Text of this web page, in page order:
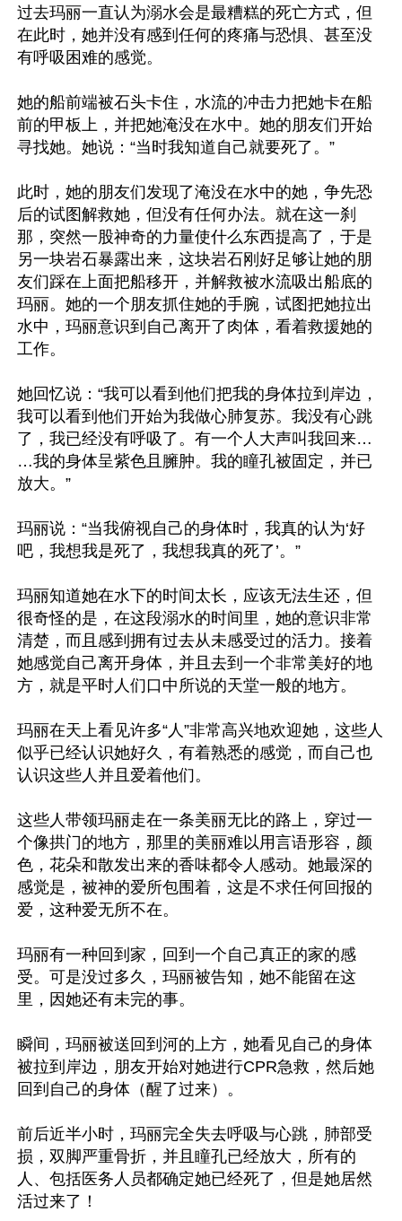
过去玛丽一直认为溺水会是最糟糕的死亡方式，但
在此时，她并没有感到任何的疼痛与恐惧、甚至没
有呼吸困难的感觉。
她的船前端被石头卡住，水流的冲击力把她卡在船
前的甲板上，并把她淹没在水中。她的朋友们开始
寻找她。她说：“当时我知道自己就要死了。”
此时，她的朋友们发现了淹没在水中的她，争先恐
后的试图解救她，但没有任何办法。就在这一刹
那，突然一股神奇的力量使什么东西提高了，于是
另一块岩石暴露出来，这块岩石刚好足够让她的朋
友们踩在上面把船移开，并解救被水流吸出船底的
玛丽。她的一个朋友抓住她的手腕，试图把她拉出
水中，玛丽意识到自己离开了肉体，看着救援她的
工作。
她回忆说：“我可以看到他们把我的身体拉到岸边，
我可以看到他们开始为我做心肺复苏。我没有心跳
了，我已经没有呼吸了。有一个人大声叫我回来…
…我的身体呈紫色且臃肿。我的瞳孔被固定，并已
放大。”
玛丽说：“当我俯视自己的身体时，我真的认为‘好
吧，我想我是死了，我想我真的死了’。”
玛丽知道她在水下的时间太长，应该无法生还，但
很奇怪的是，在这段溺水的时间里，她的意识非常
清楚，而且感到拥有过去从未感受过的活力。接着
她感觉自己离开身体，并且去到一个非常美好的地
方，就是平时人们口中所说的天堂一般的地方。
玛丽在天上看见许多“人”非常高兴地欢迎她，这些人
似乎已经认识她好久，有着熟悉的感觉，而自己也
认识这些人并且爱着他们。
这些人带领玛丽走在一条美丽无比的路上，穿过一
个像拱门的地方，那里的美丽难以用言语形容，颜
色，花朵和散发出来的香味都令人感动。她最深的
感觉是，被神的爱所包围着，这是不求任何回报的
爱，这种爱无所不在。
玛丽有一种回到家，回到一个自己真正的家的感
受。可是没过多久，玛丽被告知，她不能留在这
里，因她还有未完的事。
瞬间，玛丽被送回到河的上方，她看见自己的身体
被拉到岸边，朋友开始对她进行CPR急救，然后她
回到自己的身体（醒了过来）。
前后近半小时，玛丽完全失去呼吸与心跳，肺部受
损，双脚严重骨折，并且瞳孔已经放大，所有的
人、包括医务人员都确定她已经死了，但是她居然
活过来了！